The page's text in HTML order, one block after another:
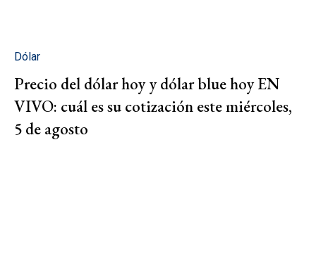
Dólar
Precio del dólar hoy y dólar blue hoy EN
VIVO: cuál es su cotización este miércoles,
5 de agosto